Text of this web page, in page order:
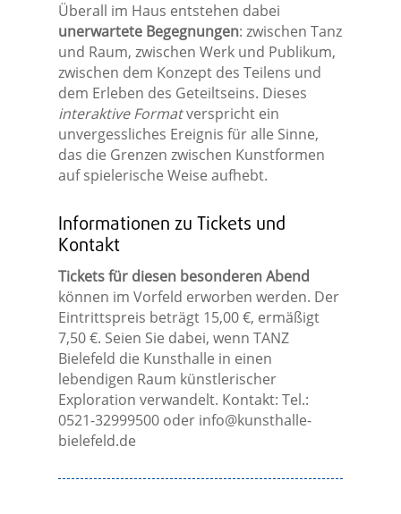
Überall im Haus entstehen dabei
unerwartete Begegnungen: zwischen Tanz
und Raum, zwischen Werk und Publikum,
zwischen dem Konzept des Teilens und
dem Erleben des Geteiltseins. Dieses
interaktive Formatverspricht ein
unvergessliches Ereignis für alle Sinne,
das die Grenzen zwischen Kunstformen
auf spielerische Weise aufhebt.
Informationen zu Tickets und
Kontakt
Tickets für diesen besonderen Abend
können im Vorfeld erworben werden. Der
Eintrittspreis beträgt 15,00 €, ermäßigt
7,50 €. Seien Sie dabei, wenn TANZ
Bielefeld die Kunsthalle in einen
lebendigen Raum künstlerischer
Exploration verwandelt. Kontakt: Tel.:
0521-32999500 oder info@kunsthalle-
bielefeld.de